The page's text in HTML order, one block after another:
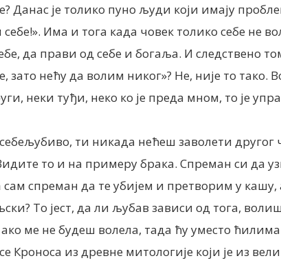
Данас је толико пуно људи који имају
Има и тога када човек толико себе не
да прави од себе и богаља. И следствено
нећу да волим никог»? Не, није то тако.
неки туђи, неко ко је преда мном, то је
ти никада нећеш заволети другог
то и на примеру брака. Спреман си да
спреман да те убијем и претворим у
То јест, да ли љубав зависи од тога,
ме не будеш волела, тада ћу уместо
Кроноса из древне митологије који је из